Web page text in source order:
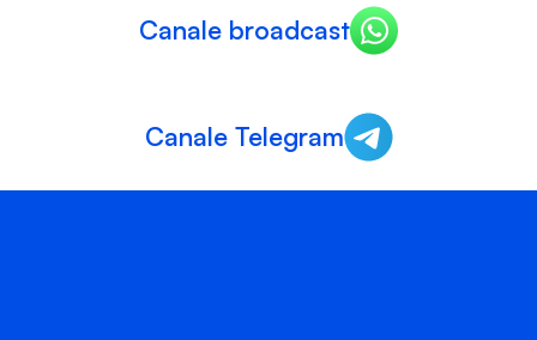
Canale broadcast
Canale Telegram